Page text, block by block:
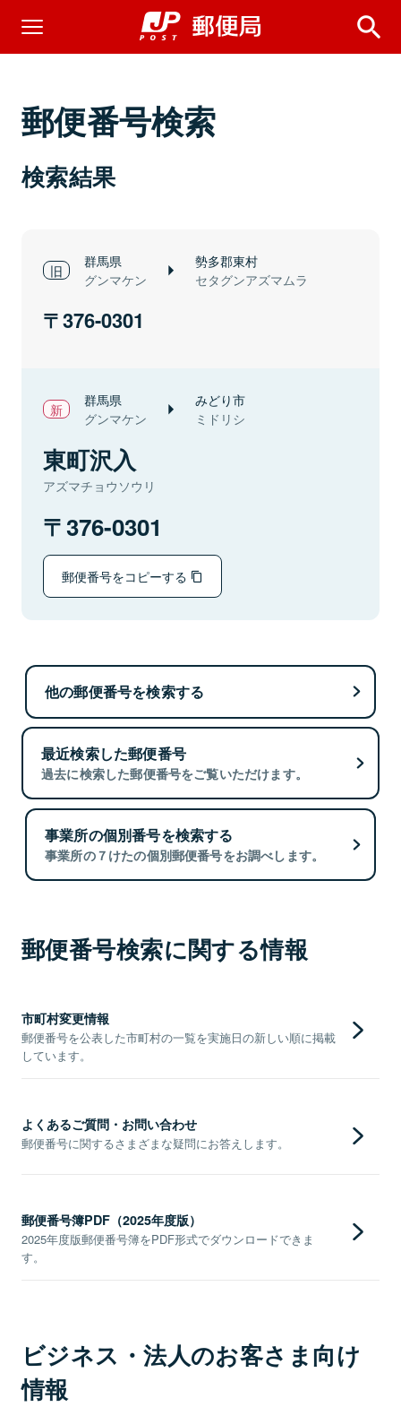
郵便番号検索
検索結果
群馬県
グンマケン
勢多郡東村
セタグンアズマムラ
376-0301
群馬県
グンマケン
みどり市
ミドリシ
東町沢入
アズマチョウソウリ
376-0301
郵便番号をコピーする
他の郵便番号を検索する
最近検索した郵便番号
過去に検索した郵便番号をご覧いただけます。
事業所の個別番号を検索する
事業所の７けたの個別郵便番号をお調べします。
郵便番号検索に関する情報
市町村変更情報
郵便番号を公表した市町村の一覧を実施日の新しい順に掲載
しています。
よくあるご質問・お問い合わせ
郵便番号に関するさまざまな疑問にお答えします。
郵便番号簿PDF（2025年度版）
2025年度版郵便番号簿をPDF形式でダウンロードできま
す。
ビジネス・法人のお客さま向け
情報